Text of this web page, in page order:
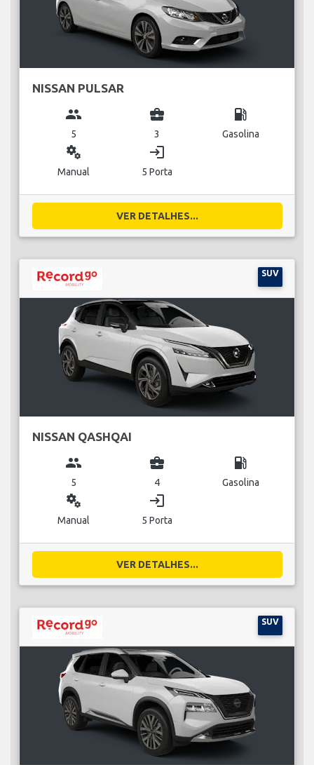
NISSAN PULSAR
group
5
business_center
3
local_gas_station
Gasolina
miscellaneous_services
Manual
login
5 Porta
VER DETALHES...
SUV
NISSAN QASHQAI
group
5
business_center
4
local_gas_station
Gasolina
miscellaneous_services
Manual
login
5 Porta
VER DETALHES...
SUV